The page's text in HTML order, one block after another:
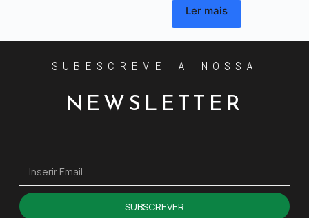
Ler mais
SUBESCREVE A NOSSA
NEWSLETTER
SUBSCREVER